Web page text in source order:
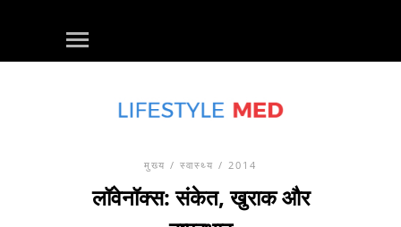
मुख्य / स्वास्थ्य / 2014
लॉवेनॉक्स: संकेत, खुराक और